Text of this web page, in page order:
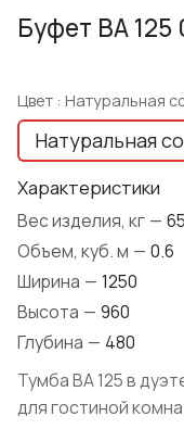
Буфет BA
Цвет : Натуральная
Натуральная
Характеристики
Вес изделия, кг — 65
Объем, куб. м — 0.6
Ширина — 1250
Высота — 960
Глубина — 480
Тумба BA 125 в
для гостиной